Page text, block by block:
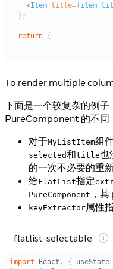
To render multiple
下面是一个较复杂的例
PureComponent 的不同
对于MyListItem组
selected和title也
的一次不必要的重
给FlatList指定
PureComponent ，
keyExtractor属性